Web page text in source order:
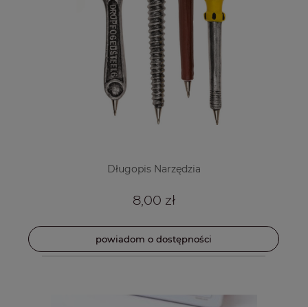
Długopis Narzędzia
8,00 zł
powiadom o dostępności